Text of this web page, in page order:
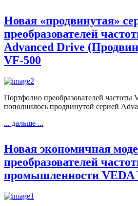
Новая «продвинутая»
преобразователей
Advanced Drive
VF-500
Портфолио преобразователей частоты
пополнилось продвинутой серией
... дальше ...
Новая экономичная
преобразователей
промышленности VEDA